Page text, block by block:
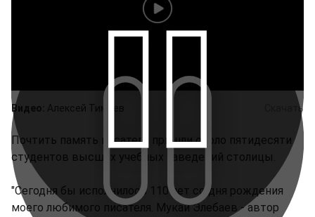
Скачать
Видео: Алексей Тимаев
Почтить память писателя пришли около пятидесяти
студентов высших учебных заведений столицы.
"Сегодня бы исполнилось 110 лет со дня рождения
моего любимого писателя. Мукай Элебаев - автор